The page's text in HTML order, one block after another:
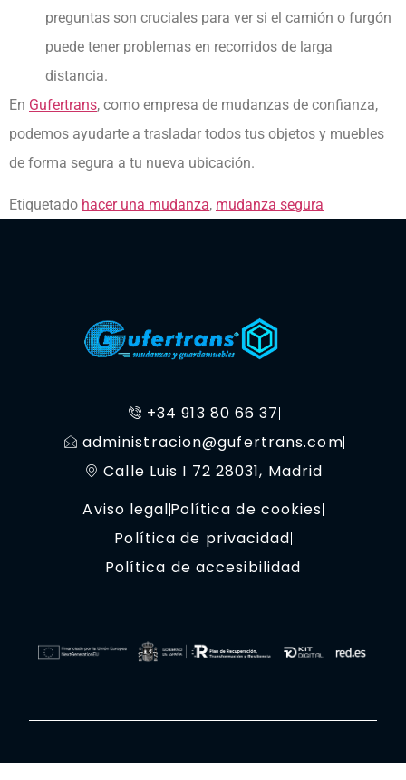
preguntas son cruciales para ver si el camión o furgón
puede tener problemas en recorridos de larga
distancia.
En Gufertrans, como empresa de mudanzas de confianza,
podemos ayudarte a trasladar todos tus objetos y muebles
de forma segura a tu nueva ubicación.
Etiquetado hacer una mudanza, mudanza segura
+34 913 80 66 37
administracion@gufertrans.com
Calle Luis I 72 28031, Madrid
Aviso legalPolítica de cookies
Política de privacidad
Política de accesibilidad